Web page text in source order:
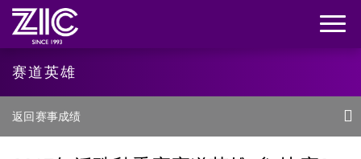
赛道英雄
返回赛事成绩